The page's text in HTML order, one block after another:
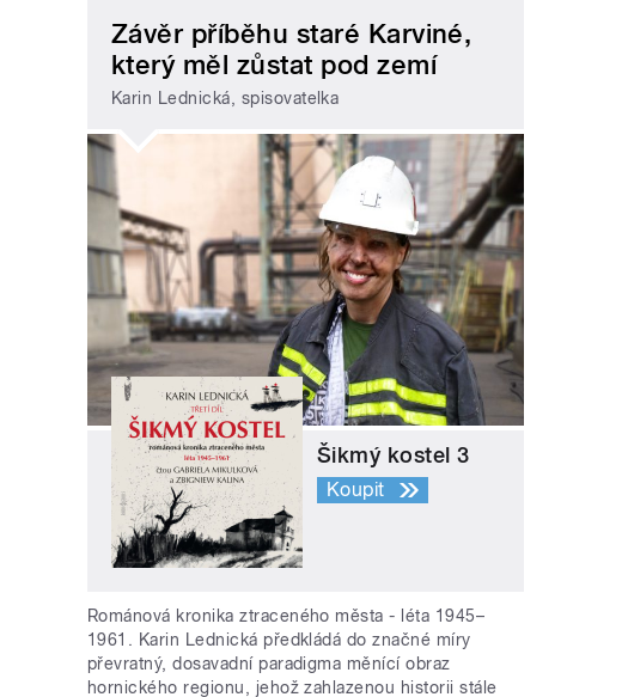
Závěr příběhu staré Karviné,
který měl zůstat pod zemí
Karin Lednická, spisovatelka
Šikmý kostel 3
Koupit
Románová kronika ztraceného města - léta 1945–
1961. Karin Lednická předkládá do značné míry
převratný, dosavadní paradigma měnící obraz
hornického regionu, jehož zahlazenou historii stále